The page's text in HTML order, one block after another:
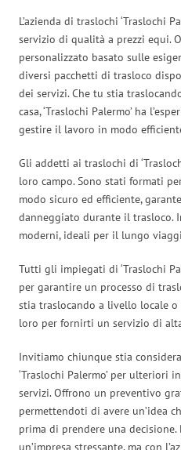
L’azienda di traslochi ‘Traslochi
servizio di qualità a prezzi equi.
personalizzato basato sulle
diversi pacchetti di trasloco
dei servizi. Che tu stia
casa, ‘Traslochi Palermo’ ha
gestire il lavoro in modo
Gli addetti ai traslochi di
loro campo. Sono stati formati
modo sicuro ed efficiente,
danneggiato durante il trasloco.
moderni, ideali per il lungo
Tutti gli impiegati di ‘Traslochi
per garantire un processo di
stia traslocando a livello locale
loro per fornirti un servizio di
Invitiamo chiunque stia
‘Traslochi Palermo’ per ulteriori
servizi. Offrono un preventivo
permettendoti di avere un’idea
prima di prendere una
un’impresa stressante, ma con